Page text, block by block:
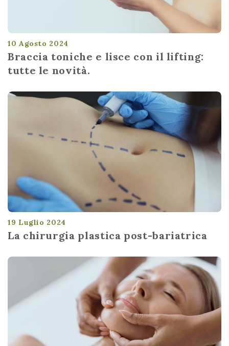
10 Agosto 2024
Braccia toniche e lisce con il lifting:
tutte le novità.
19 Luglio 2024
La chirurgia plastica post-bariatrica